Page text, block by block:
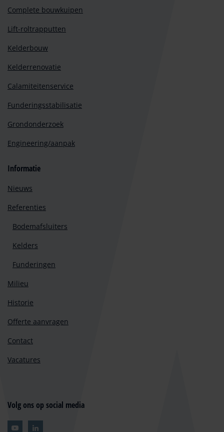
Complete bouwkuipen
Lift-roltrapputten
Kelderbouw
Kelderrenovatie
Calamiteitenservice
Funderingsstabilisatie
Grondonderzoek
Engineering/aanpak
Informatie
Nieuws
Referenties
Bodemafsluiters
Kelders
Funderingen
Milieu
Historie
Offerte aanvragen
Contact
Vacatures
Volg ons op social media